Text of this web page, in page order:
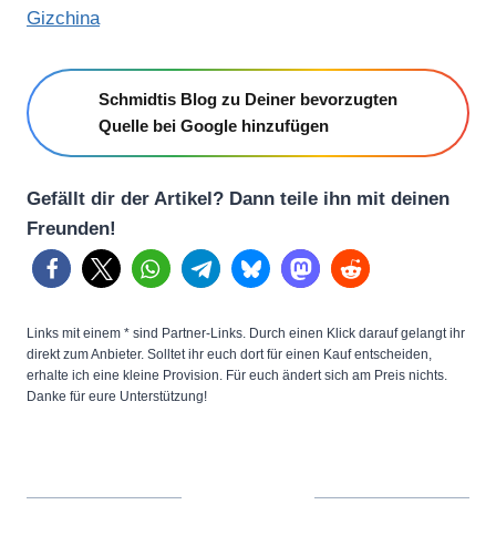
Gizchina
Schmidtis Blog zu Deiner bevorzugten
Quelle bei Google hinzufügen
Gefällt dir der Artikel? Dann teile ihn mit deinen
Freunden!
Links mit einem * sind Partner-Links. Durch einen Klick darauf gelangt ihr
direkt zum Anbieter. Solltet ihr euch dort für einen Kauf entscheiden,
erhalte ich eine kleine Provision. Für euch ändert sich am Preis nichts.
Danke für eure Unterstützung!